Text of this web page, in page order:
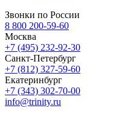
Звонки по России
8 800 200-59-60
Москва
+7 (495) 232-92-30
Санкт-Петербург
+7 (812) 327-59-60
Екатеринбург
+7 (343) 302-70-00
info@trinity.ru